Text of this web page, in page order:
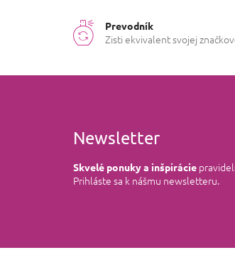
Prevodník
Zisti ekvivalent svojej
Newsletter
Skvelé ponuky a inšpirácie
Prihláste sa k nášmu newsletteru.